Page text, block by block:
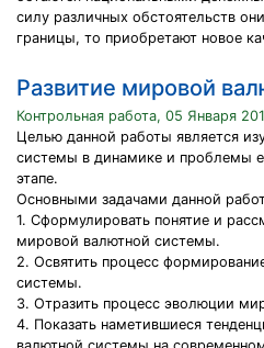
силу различных обстоятельств
границы, то приобретают новое
Развитие мировой
Контрольная работа, 05 Января
Целью данной работы является
системы в динамике и проблемы
этапе.
Основными задачами данной
1. Сформулировать понятие и
мировой валютной системы.
2. Освятить процесс
системы.
3. Отразить процесс эволюции
4. Показать наметившиеся